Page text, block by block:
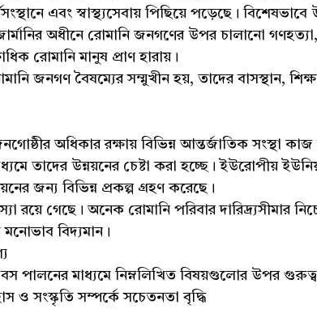
এবং স্বাস্থ্যসেবায় পিছিয়ে পড়েছে।
অধীনে রোমানি জনগণের উপর চালানো
রোমানি মানুষ প্রাণ হারায়।
জনগণ বৈষম্যের সম্মুখীন হয়, তাদের বাসস্থান, শিক্ষা
অধিকার রক্ষায় বিভিন্ন আন্তর্জাতিক সংস্থা কাজ
তাদের উন্নয়নের চেষ্টা করা হচ্ছে। ইউরোপীয়
জন্য বিভিন্ন প্রকল্প গ্রহণ করেছে।
গেছে। অনেক রোমানি পরিবার দারিদ্র্যসীমার
বিদ্যমান।
পালনের মাধ্যমে নিম্নলিখিত বিষয়গুলোর উপর
ও সংস্কৃতি সম্পর্কে সচেতনতা বৃদ্ধি